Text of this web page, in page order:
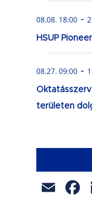
08.08. 18:00 -
HSUP
08.27. 09:00 -
területen